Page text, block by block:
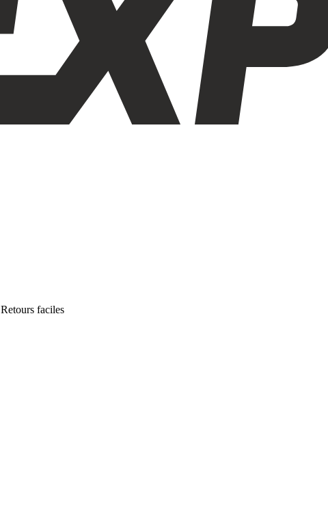
Retours faciles